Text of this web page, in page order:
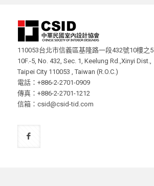
110053台北市信義區基隆路一段432號10樓之5
10F.-5, No. 432, Sec. 1, Keelung Rd.,Xinyi Dist.,
Taipei City 110053 , Taiwan (R.O.C.)
電話：+886-2-2701-0909
傳真：+886-2-2701-1212
信箱：csid@csid-tid.com